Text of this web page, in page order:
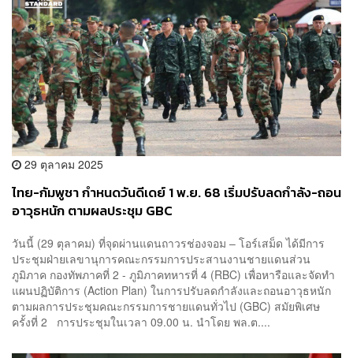
29 ตุลาคม 2025
ไทย-กัมพูชา กำหนดวันดีเดย์ 1 พ.ย. 68 เริ่มปรับลดกำลัง-ถอน
อาวุธหนัก ตามผลประชุม GBC
วันนี้ (29 ตุลาคม) ที่จุดผ่านแดนถาวรช่องจอม – โอร์เสม็ด ได้มีการ
ประชุมฝ่ายเลขานุการคณะกรรมการประสานงานชายแดนส่วน
ภูมิภาค กองทัพภาคที่ 2 - ภูมิภาคทหารที่ 4 (RBC) เพื่อหารือและจัดทำ
แผนปฏิบัติการ (Action Plan) ในการปรับลดกำลังและถอนอาวุธหนัก
ตามผลการประชุมคณะกรรมการชายแดนทั่วไป (GBC) สมัยพิเศษ
ครั้งที่ 2 การประชุมในเวลา 09.00 น. นำโดย พล.ต....